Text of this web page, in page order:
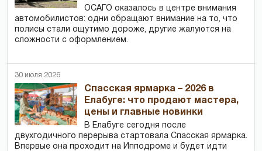
ОСАГО оказалось в центре внимания
автомобилистов: одни обращают внимание на то, что
полисы стали ощутимо дороже, другие жалуются на
сложности с оформлением.
30 июля 2026
Спасская ярмарка – 2026 в
Елабуге: что продают мастера,
цены и главные новинки
В Елабуге сегодня после
двухгодичного перерыва стартовала Спасская ярмарка.
Впервые она проходит на Ипподроме и будет идти